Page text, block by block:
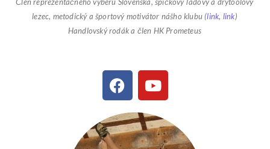
Člen reprezentačného výberu Slovenska, špičkový ľadový a drytoolový
lezec, metodický a športový motivátor nášho klubu (link, link)
Handlovský rodák a člen HK Prometeus